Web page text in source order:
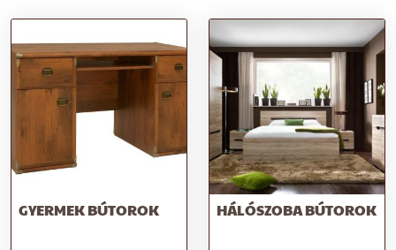
GYERMEK BÚTOROK HÁLÓSZOBA BÚTOROK